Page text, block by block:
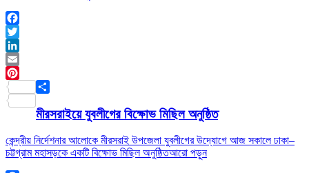
Facebook
Twitter
LinkedIn
Email
Pinterest
মীরসরাইয়ে যুবলীগের বিক্ষোভ মিছিল অনুষ্ঠিত
কেন্দ্রীয় নির্দেশনার আলোকে মীরসরাই উপজেলা যুবলীগের উদ্যোগে আজ সকালে ঢাকা–
চট্টগ্রাম মহাসড়কে একটি বিক্ষোভ মিছিল অনুষ্ঠিতআরো পড়ুন